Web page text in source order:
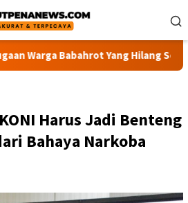
Babahrot Yang Hilang Secara
Harus Jadi Benteng
Bahaya Narkoba